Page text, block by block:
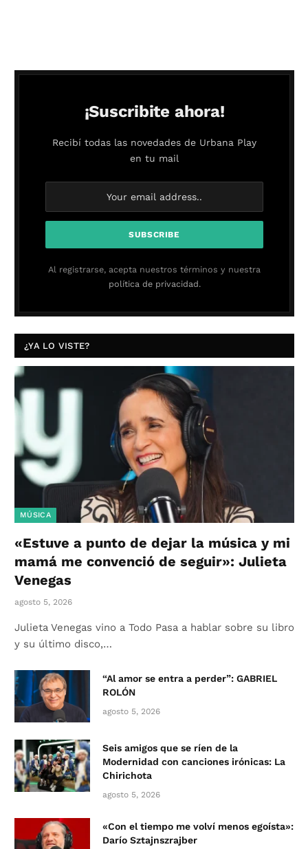
¡Suscribite ahora!
Recibí todas las novedades de Urbana Play
en tu mail
Al registrarse, acepta nuestros términos y nuestra
política de privacidad.
¿YA LO VISTE?
MÚSICA
«Estuve a punto de dejar la música y mi
mamá me convenció de seguir»: Julieta
Venegas
agosto 5, 2026
Julieta Venegas vino a Todo Pasa a hablar sobre su libro
y su último disco,…
“Al amor se entra a perder”: GABRIEL
ROLÓN
agosto 5, 2026
Seis amigos que se ríen de la
Modernidad con canciones irónicas: La
Chirichota
agosto 5, 2026
«Con el tiempo me volví menos egoísta»:
Darío Sztajnszrajber